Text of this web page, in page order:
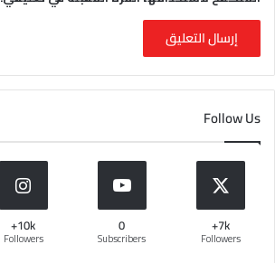
Follow Us
7k+
Followers
0
Subscribers
10k+
Followers